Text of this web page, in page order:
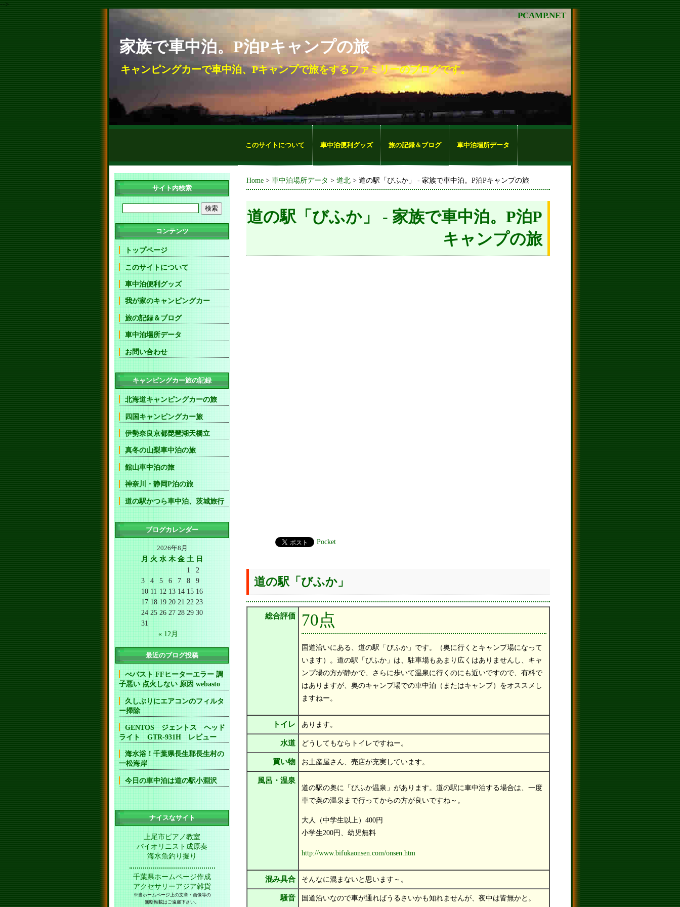
-->
家族で車中泊。P泊Pキャンプの旅
キャンピングカーで車中泊、Pキャンプで旅をするファミリーのブログです。
PCAMP.NET
このサイトについて 車中泊便利グッズ 旅の記録＆ブログ 車中泊場所データ
Home > 車中泊場所データ > 道北 > 道の駅「びふか」 - 家族で車中泊。P泊Pキャンプの旅
道の駅「びふか」 - 家族で車中泊。P泊P
キャンプの旅
Pocket
道の駅「びふか」
総合評価 70点
国道沿いにある、道の駅「びふか」です。（奥に行くとキャンプ場になって
います）。道の駅「びふか」は、駐車場もあまり広くはありませんし、キャ
ンプ場の方が静かで、さらに歩いて温泉に行くのにも近いですので、有料で
はありますが、奥のキャンプ場での車中泊（またはキャンプ）をオススメし
ますねー。
トイレ あります。
水道 どうしてもならトイレですねー。
買い物 お土産屋さん、売店が充実しています。
風呂・温泉
道の駅の奥に「びふか温泉」があります。道の駅に車中泊する場合は、一度
車で奥の温泉まで行ってからの方が良いですね～。
大人（中学生以上）400円
小学生200円、幼児無料
http://www.bifukaonsen.com/onsen.htm
混み具合 そんなに混まないと思います～。
騒音 国道沿いなので車が通ればうるさいかも知れませんが、夜中は皆無かと。
サイト内検索
コンテンツ
トップページ
このサイトについて
車中泊便利グッズ
我が家のキャンピングカー
旅の記録＆ブログ
車中泊場所データ
お問い合わせ
キャンピングカー旅の記録
北海道キャンピングカーの旅
四国キャンピングカー旅
伊勢奈良京都琵琶湖天橋立
真冬の山梨車中泊の旅
館山車中泊の旅
神奈川・静岡P泊の旅
道の駅かつら車中泊、茨城旅行
ブログカレンダー
2026年8月
月 火 水 木 金 土 日
1
2
3
4 5 6 7 8
9
10 11 12 13 14 15 16
17 18 19 20 21 22 23
24 25 26 27 28 29 30
31
« 12月
最近のブログ投稿
べバスト FFヒーターエラー 調
子悪い 点火しない 原因 webasto
久しぶりにエアコンのフィルタ
ー掃除
GENTOS ジェントス ヘッド
ライト GTR-931H レビュー
海水浴！千葉県長生郡長生村の
一松海岸
今日の車中泊は道の駅小淵沢
ナイスなサイト
上尾市ピアノ教室
バイオリニスト成原奏
海水魚釣り掘り
千葉県ホームページ作成
アクセサリーアジア雑貨
※当ホームページ上の文章・画像等の
無断転載はご遠慮下さい。